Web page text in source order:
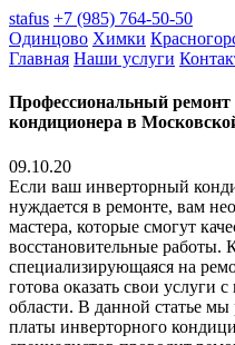
stafus +7 (985) 764-50-50
Одинцово Химки
Главная Наши услуги
Профессиональный ремонт
кондиционера в
09.10.20
Если ваш инверторный
нуждается в ремонте, вам
мастера, которые смогут
восстановительные работы.
специализирующаяся на
готова оказать свои услуги
области. В данной статье
платы инверторного